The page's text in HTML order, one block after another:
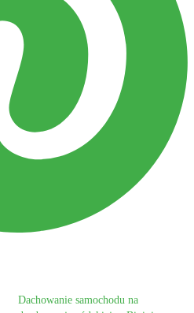
Dachowanie samochodu na